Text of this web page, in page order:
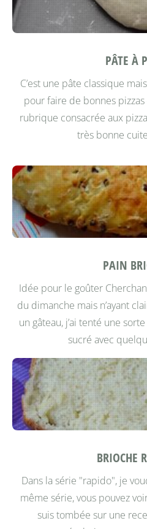
PÂTE À
C’est une pâte classique
pour faire de bonnes
rubrique consacrée aux
très bonne
PAIN
Idée pour le goûter
du dimanche mais n’ayant
un gâteau, j’ai tenté une
sucré avec
BRIOCHE
Dans la série "rapido", je
même série, vous pouvez
suis tombée sur une